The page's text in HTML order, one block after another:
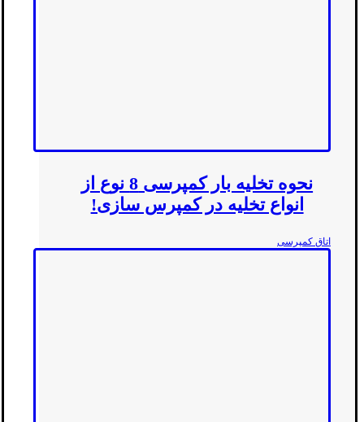
نحوه تخلیه بار کمپرسی 8 نوع از
انواع تخلیه در کمپرس سازی!
اتاق کمپرسی